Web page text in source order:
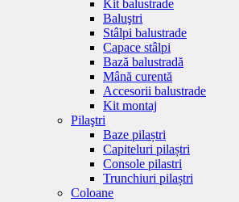
Kit balustrade
Baluştri
Stâlpi balustrade
Capace stâlpi
Bază balustradă
Mână curentă
Accesorii balustrade
Kit montaj
Pilaştri
Baze pilaștri
Capiteluri pilaștri
Console pilastri
Trunchiuri pilaștri
Coloane